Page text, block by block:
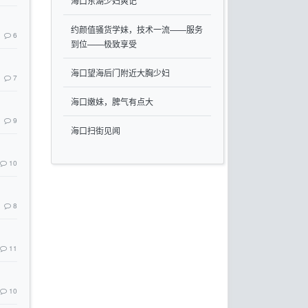
6
7
9
10
8
11
10
约颜值骚货学妹，技术一流——服务
到位——极致享受
海口望海后门附近大胸少妇
海口嫩妹，脾气有点大
海口扫街见闻